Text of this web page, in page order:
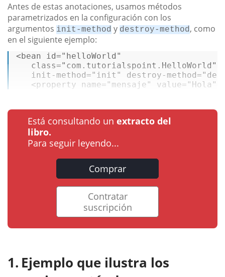
Antes de estas anotaciones, usamos métodos
parametrizados en la configuración con los
argumentos init-method y destroy-method, como
en el siguiente ejemplo:
<bean id="helloWorld"
class="com.tutorialspoint.HelloWorld"
init-method="init" destroy-method=
<property name= "mensaje" value= "Hola"
Está consultando un extracto del
libro.
Para seguir leyendo...
Comprar
Contratar
suscripción
Ejemplo que ilustra los